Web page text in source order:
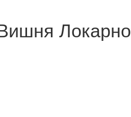
Локарно